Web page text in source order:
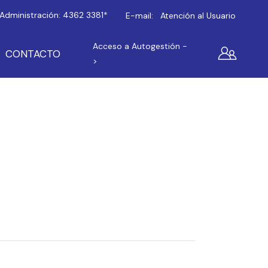
Administración: 4362 3381* E-mail: Atención al Usuario
CONTACTO
Acceso a Autogestión -
>